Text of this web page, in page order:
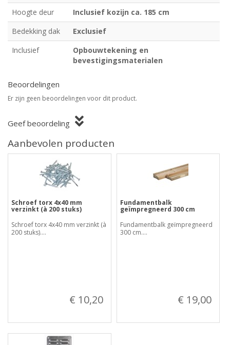
Hoogte deur
Inclusief kozijn ca. 185 cm
Bedekking dak
Exclusief
Inclusief
Opbouwtekening en
bevestigingsmaterialen
Beoordelingen
Er zijn geen beoordelingen voor dit product.
Geef beoordeling
Aanbevolen producten
Schroef torx 4x40 mm
verzinkt (à 200 stuks)
Schroef torx 4x40 mm verzinkt (à
200 stuks)....
€ 10,20
Fundamentbalk
geïmpregneerd 300 cm
Fundamentbalk geïmpregneerd
300 cm....
€ 19,00